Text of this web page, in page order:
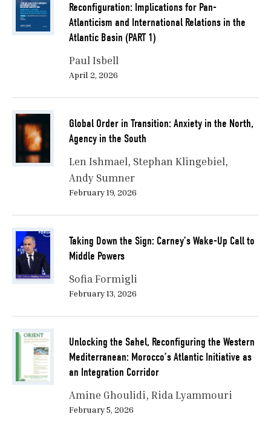
Reconfiguration: Implications for Pan-
Atlanticism and International Relations in the
Atlantic Basin (PART 1)
Paul Isbell
April 2, 2026
Global Order in Transition: Anxiety in the North,
Agency in the South
Len Ishmael Stephan Klingebiel
Andy Sumner
February 19, 2026
Taking Down the Sign: Carney’s Wake-Up Call to
Middle Powers
Sofia Formigli
February 13, 2026
Unlocking the Sahel, Reconfiguring the Western
Mediterranean: Morocco’s Atlantic Initiative as
an Integration Corridor
Amine Ghoulidi Rida Lyammouri
February 5, 2026